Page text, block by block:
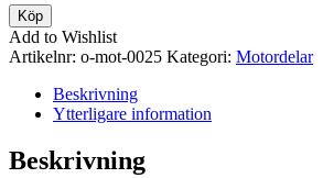
Oldsmobile
-
Ramlagersats
0,20
mängd
Köp
Add to Wishlist
Artikelnr: o-mot-0025 Kategori: Motordelar
Beskrivning
Ytterligare information
Beskrivning